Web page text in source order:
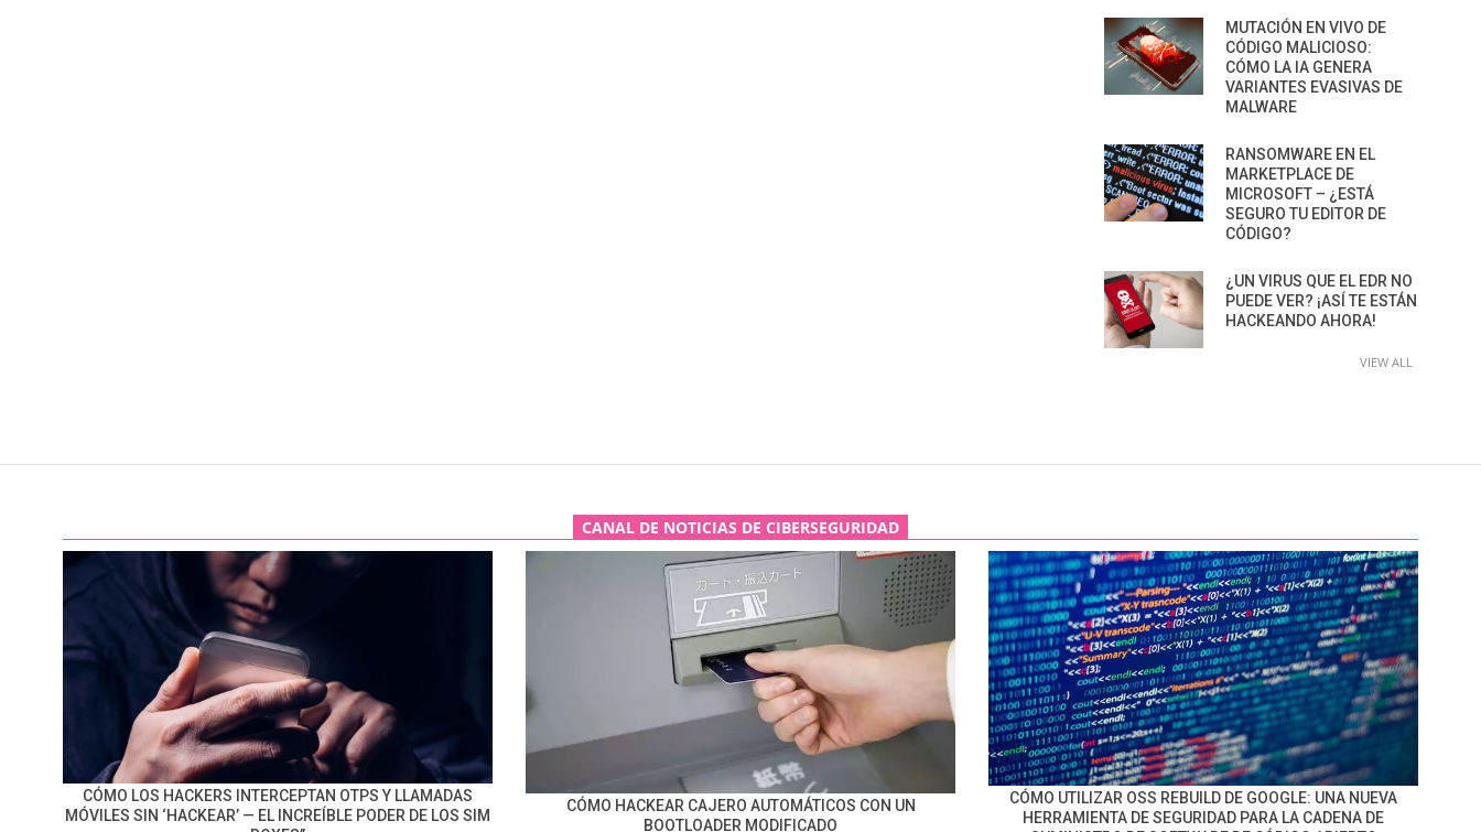
MUTACIÓN EN VIVO DE
CÓDIGO MALICIOSO:
CÓMO LA IA GENERA
VARIANTES EVASIVAS DE
MALWARE
RANSOMWARE EN EL
MARKETPLACE DE
MICROSOFT – ¿ESTÁ
SEGURO TU EDITOR DE
CÓDIGO?
¿UN VIRUS QUE EL EDR NO
PUEDE VER? ¡ASÍ TE ESTÁN
HACKEANDO AHORA!
VIEW ALL
CANAL DE NOTICIAS DE CIBERSEGURIDAD
CÓMO LOS HACKERS INTERCEPTAN OTPS Y LLAMADAS
MÓVILES SIN ‘HACKEAR’ — EL INCREÍBLE PODER DE LOS SIM
CÓMO HACKEAR CAJERO AUTOMÁTICOS CON UN
BOOTLOADER MODIFICADO
CÓMO UTILIZAR OSS REBUILD DE GOOGLE: UNA NUEVA
HERRAMIENTA DE SEGURIDAD PARA LA CADENA DE